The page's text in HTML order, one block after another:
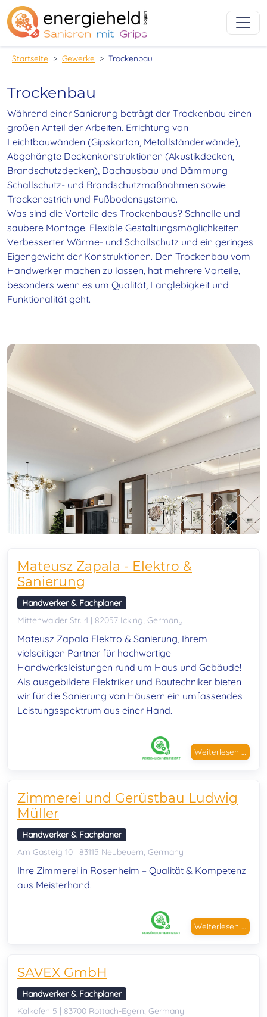
Startseite
Startseite Gewerke Trockenbau
Trockenbau
Während einer Sanierung beträgt der Trockenbau einen
großen Anteil der Arbeiten. Errichtung von
Leichtbauwänden (Gipskarton, Metallständerwände),
Abgehängte Deckenkonstruktionen (Akustikdecken,
Brandschutzdecken), Dachausbau und Dämmung
Schallschutz- und Brandschutzmaßnahmen sowie
Trockenestrich und Fußbodensysteme.
Was sind die Vorteile des Trockenbaus? Schnelle und
saubere Montage. Flexible Gestaltungsmöglichkeiten.
Verbesserter Wärme- und Schallschutz und ein geringes
Eigengewicht der Konstruktionen. Den Trockenbau vom
Handwerker machen zu lassen, hat mehrere Vorteile,
besonders wenn es um Qualität, Langlebigkeit und
Funktionalität geht.
Mateusz Zapala - Elektro &
Sanierung
Handwerker & Fachplaner
Mittenwalder Str. 4 | 82057 Icking, Germany
Mateusz Zapala Elektro & Sanierung, Ihrem
vielseitigen Partner für hochwertige
Handwerksleistungen rund um Haus und Gebäude!
Als ausgebildete Elektriker und Bautechniker bieten
wir für die Sanierung von Häusern ein umfassendes
Leistungsspektrum aus einer Hand.
Weiterlesen …
Zimmerei und Gerüstbau Ludwig
Müller
Handwerker & Fachplaner
Am Gasteig 10 | 83115 Neubeuern, Germany
Ihre Zimmerei in Rosenheim – Qualität & Kompetenz
aus Meisterhand.
Weiterlesen …
SAVEX GmbH
Handwerker & Fachplaner
Kalkofen 5 | 83700 Rottach-Egern, Germany